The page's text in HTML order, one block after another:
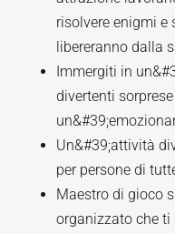
risolvere enigmi e
libereranno dalla
Immergiti in
divertenti
Un&#39;attività
per persone di
Maestro di gioco
organizzato che